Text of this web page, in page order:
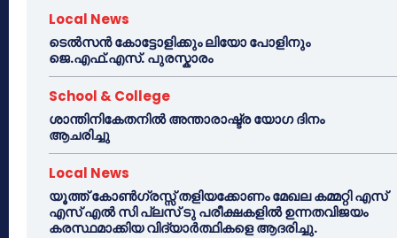
Local News
ടെൽസൻ കോട്ടോളിക്കും ലിയോ പോളിനും
ജെ.എഫ്.എസ്. പുരസ്കാരം
School & College
ശാന്തിനികേതനിൽ അന്താരാഷ്ട്ര യോഗ ദിനം
ആചരിച്ചു
Local News
യൂത്ത് കോൺഗ്രസ്സ് തളിയക്കോണം മേഖല കമ്മറ്റി എസ്
എസ് എൽ സി പ്ലസ് ടു പരീക്ഷകളിൽ ഉന്നതവിജയം
കരസ്ഥമാക്കിയ വിദ്യാർത്ഥികളെ ആദരിച്ചു.